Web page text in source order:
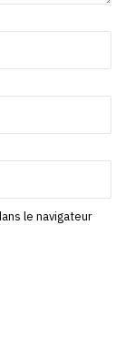
le navigateur